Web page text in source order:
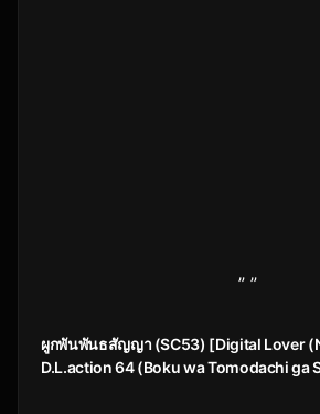
” ”
ผูกพันพันธสัญญา (SC53) [Digital Lover
D.L.action 64 (Boku wa Tomodachi ga